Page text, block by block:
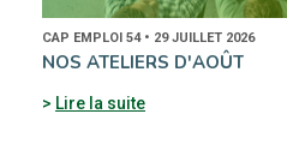
CAP EMPLOI 54 • 29 JUILLET 2026
NOS ATELIERS D'AOÛT
Lire la suite